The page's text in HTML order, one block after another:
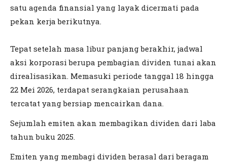
satu agenda finansial yang layak dicermati pada
pekan kerja berikutnya.
Tepat setelah masa libur panjang berakhir, jadwal
aksi korporasi berupa pembagian dividen tunai akan
direalisasikan. Memasuki periode tanggal 18 hingga
22 Mei 2026, terdapat serangkaian perusahaan
tercatat yang bersiap mencairkan dana.
Sejumlah emiten akan membagikan dividen dari laba
tahun buku 2025.
Emiten yang membagi dividen berasal dari beragam